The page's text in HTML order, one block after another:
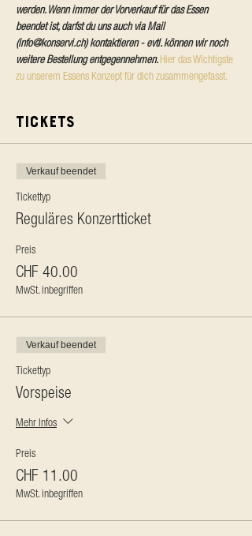
werden. Wenn immer der Vorverkauf für das Essen
beendet ist, darfst du uns auch via Mail
(info@konservi.ch) kontaktieren - evtl. können wir noch
weitere Bestellung entgegennehmen. Hier das Wichtigste
zu unserem Essens Konzept für dich zusammengefasst.
Tickets
Verkauf beendet
Tickettyp
Reguläres Konzertticket
Preis
CHF 40.00
MwSt. inbegriffen
Verkauf beendet
Tickettyp
Vorspeise
Mehr Infos
Preis
CHF 11.00
MwSt. inbegriffen